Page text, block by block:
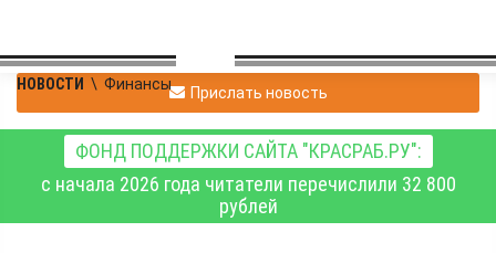
НОВОСТИ \ Финансы Прислать новость
ФОНД ПОДДЕРЖКИ САЙТА "КРАСРАБ.РУ":
с начала 2026 года читатели перечислили 32 800
рублей